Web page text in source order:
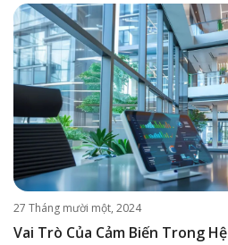
27 Tháng mười một, 2024
Vai Trò Của Cảm Biến Trong Hệ